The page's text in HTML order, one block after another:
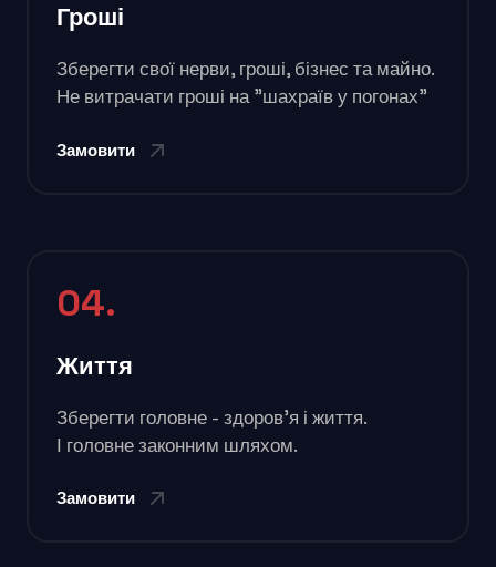
Гроші
Зберегти свої нерви, гроші, бізнес та майно.
Не витрачати гроші на "шахраїв у погонах"
Замовити
04.
Життя
Зберегти головне - здоров'я і життя.
І головне законним шляхом.
Замовити